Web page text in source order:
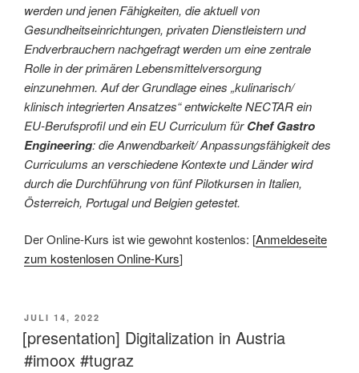
werden und jenen Fähigkeiten, die aktuell von
Gesundheitseinrichtungen, privaten Dienstleistern und
Endverbrauchern nachgefragt werden um eine zentrale
Rolle in der primären Lebensmittelversorgung
einzunehmen. Auf der Grundlage eines „kulinarisch/
klinisch integrierten Ansatzes“ entwickelte NECTAR ein
EU-Berufsprofil und ein EU Curriculum fürChef Gastro
Engineering: die Anwendbarkeit/ Anpassungsfähigkeit des
Curriculums an verschiedene Kontexte und Länder wird
durch die Durchführung von fünf Pilotkursen in Italien,
Österreich, Portugal und Belgien getestet.
Der Online-Kurs ist wie gewohnt kostenlos: [Anmeldeseite
zum kostenlosen Online-Kurs]
VERÖFFENTLICHT
AM
JULI 14, 2022
[presentation] Digitalization in Austria
#imoox #tugraz